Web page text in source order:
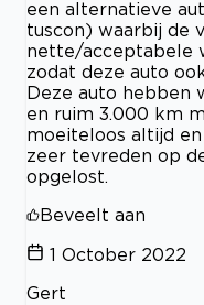
een alternatieve
tuscon) waarbij de
nette/acceptabele
zodat deze auto
Deze auto hebben
en ruim 3.000 km
moeiteloos altijd
zeer tevreden op
opgelost.
Beveelt aan
1 October 2022
Gert